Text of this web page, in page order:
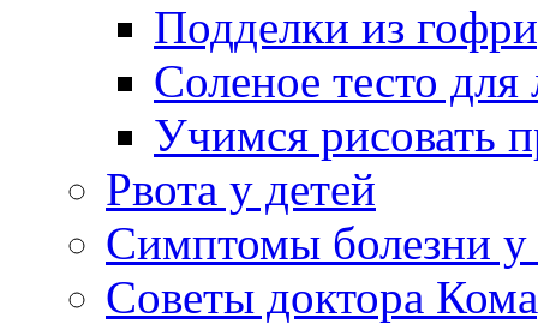
Подделки из
Соленое тесто для
Учимся рисовать
Рвота у детей
Симптомы болезни у
Советы доктора